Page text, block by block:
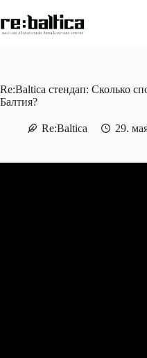
к
сути
Re:Baltica стендап: Сколько
Балтия?
Re:Baltica 29.